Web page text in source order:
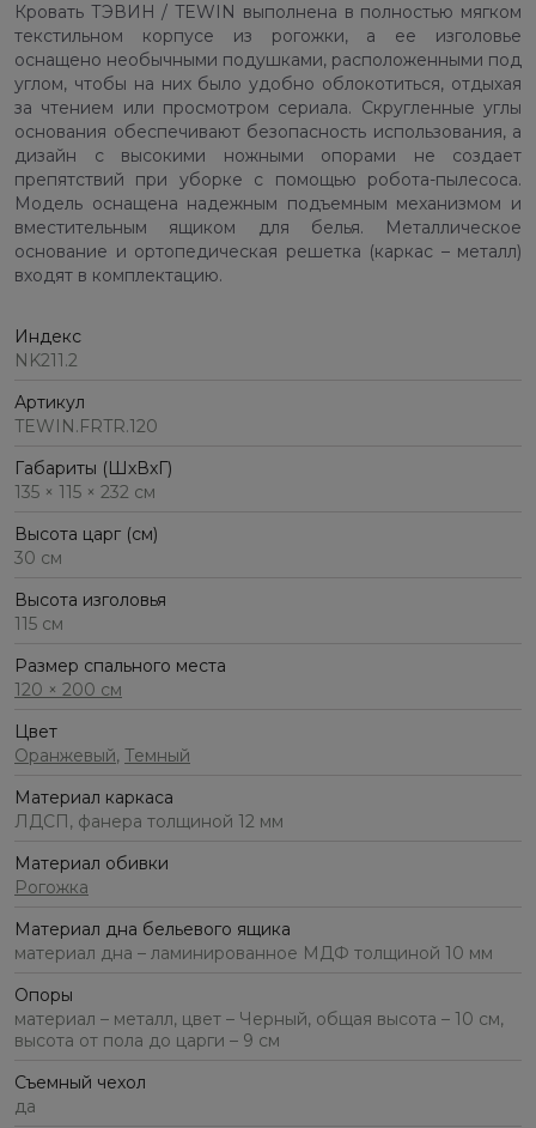
Кровать ТЭВИН / TEWIN выполнена в полностью мягком
текстильном корпусе из рогожки, а ее изголовье
оснащено необычными подушками, расположенными под
углом, чтобы на них было удобно облокотиться, отдыхая
за чтением или просмотром сериала. Скругленные углы
основания обеспечивают безопасность использования, а
дизайн с высокими ножными опорами не создает
препятствий при уборке с помощью робота-пылесоса.
Модель оснащена надежным подъемным механизмом и
вместительным ящиком для белья. Металлическое
основание и ортопедическая решетка (каркас – металл)
входят в комплектацию.
Индекс
NK211.2
Артикул
TEWIN.FRTR.120
Габариты (ШхВхГ)
135 × 115 × 232 см
Высота царг (см)
30 см
Высота изголовья
115 см
Размер спального места
120 × 200 см
Цвет
Оранжевый, Темный
Материал каркаса
ЛДСП, фанера толщиной 12 мм
Материал обивки
Рогожка
Материал дна бельевого ящика
материал дна – ламинированное МДФ толщиной 10 мм
Опоры
материал – металл, цвет – Черный, общая высота – 10 см,
высота от пола до царги – 9 см
Съемный чехол
да